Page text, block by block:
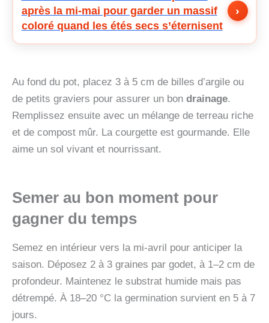
après la mi-mai pour garder un massif
coloré quand les étés secs s’éternisent
›
Au fond du pot, placez 3 à 5 cm de billes d’argile ou
de petits graviers pour assurer un bon drainage.
Remplissez ensuite avec un mélange de terreau riche
et de compost mûr. La courgette est gourmande. Elle
aime un sol vivant et nourrissant.
Semer au bon moment pour
gagner du temps
Semez en intérieur vers la mi-avril pour anticiper la
saison. Déposez 2 à 3 graines par godet, à 1–2 cm de
profondeur. Maintenez le substrat humide mais pas
détrempé. À 18–20 °C la germination survient en 5 à 7
jours.